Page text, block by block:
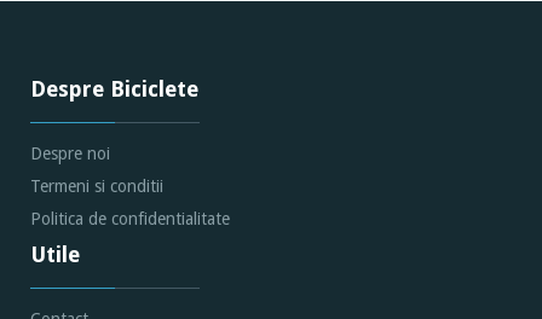
Despre Biciclete
Despre noi
Termeni si conditii
Politica de confidentialitate
Utile